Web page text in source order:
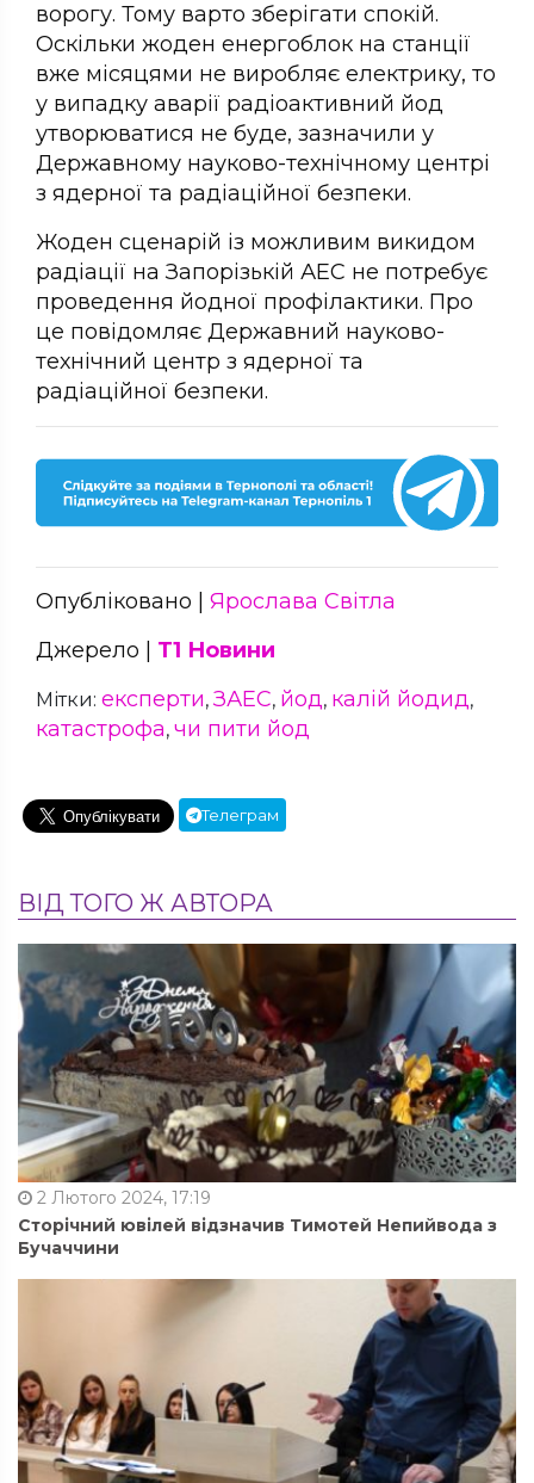
ворогу. Тому варто зберігати спокій.
Оскільки жоден енергоблок на станції
вже місяцями не виробляє електрику, то
у випадку аварії радіоактивний йод
утворюватися не буде, зазначили у
Державному науково-технічному центрі
з ядерної та радіаційної безпеки.
Жоден сценарій із можливим викидом
радіації на Запорізькій АЕС не потребує
проведення йодної профілактики. Про
це повідомляє Державний науково-
технічний центр з ядерної та
радіаційної безпеки.
Опубліковано | Ярослава Світла
Джерело | Т1 Новини
Мітки: експерти, ЗАЕС, йод, калій йодид,
катастрофа, чи пити йод
Телеграм
ВІД ТОГО Ж АВТОРА
2 Лютого 2024, 17:19
Сторічний ювілей відзначив Тимотей Непийвода з
Бучаччини